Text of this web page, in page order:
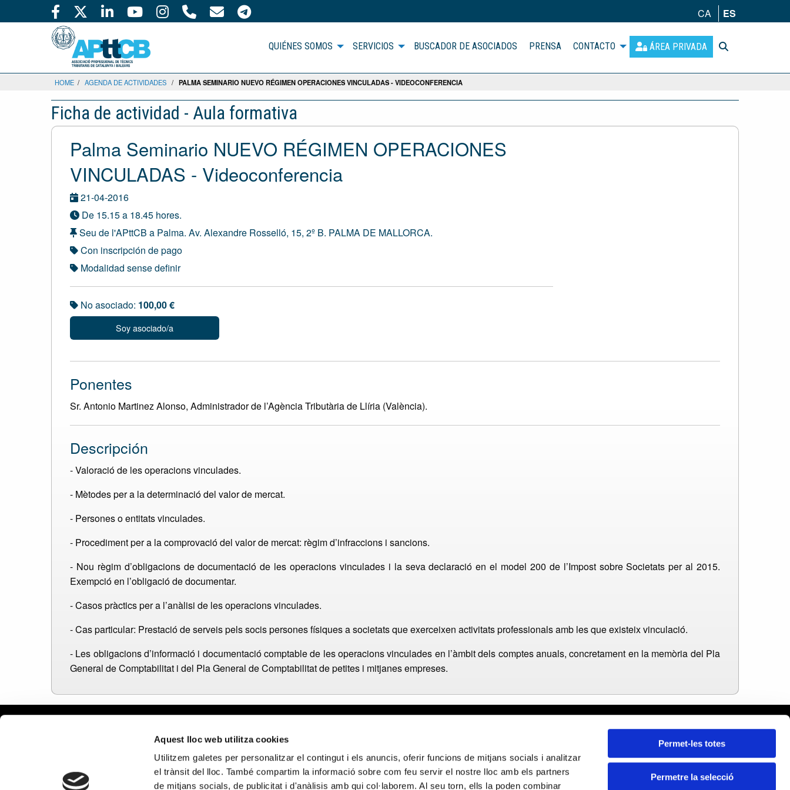
Aquest lloc web utilitza cookies
Utilitzem galetes per personalitzar el contingut i els anuncis, oferir funcions de mitjans socials i analitzar
el trànsit del lloc. També compartim la informació sobre com feu servir el nostre lloc amb els partners
de mitjans socials, de publicitat i d'anàlisis amb qui col·laborem. Al seu torn, ells la poden combinar
Permet-les totes
Permetre la selecció
CA ES
QUIÉNES SOMOS SERVICIOS BUSCADOR DE ASOCIADOS PRENSA CONTACTO ÁREA PRIVADA
HOME / AGENDA DE ACTIVIDADES / PALMA SEMINARIO NUEVO RÉGIMEN OPERACIONES VINCULADAS - VIDEOCONFERENCIA
Ficha de actividad - Aula formativa
Palma Seminario NUEVO RÉGIMEN OPERACIONES
VINCULADAS - Videoconferencia
21-04-2016
De 15.15 a 18.45 hores.
Seu de l'APttCB a Palma. Av. Alexandre Rosselló, 15, 2º B. PALMA DE MALLORCA.
Con inscripción de pago
Modalidad sense definir
No asociado: 100,00 €
Soy asociado/a
Ponentes
Sr. Antonio Martinez Alonso, Administrador de l’Agència Tributària de Llíria (València).
Descripción
- Valoració de les operacions vinculades.
- Mètodes per a la determinació del valor de mercat.
- Persones o entitats vinculades.
- Procediment per a la comprovació del valor de mercat: règim d’infraccions i sancions.
- Nou règim d’obligacions de documentació de les operacions vinculades i la seva declaració en el model 200 de l’Impost sobre Societats per al 2015.
Exempció en l’obligació de documentar.
- Casos pràctics per a l’anàlisi de les operacions vinculades.
- Cas particular: Prestació de serveis pels socis persones físiques a societats que exerceixen activitats professionals amb les que existeix vinculació.
- Les obligacions d’informació i documentació comptable de les operacions vinculades en l’àmbit dels comptes anuals, concretament en la memòria del Pla
General de Comptabilitat i del Pla General de Comptabilitat de petites i mitjanes empreses.
Política de privacidad
Política de cookies
Política de privacidad
Delegación Lleida
Delegación Girona